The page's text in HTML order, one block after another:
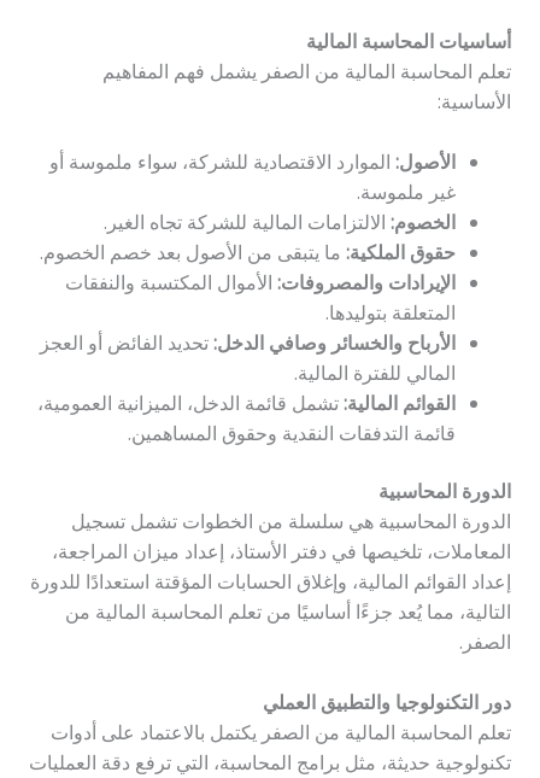
أساسيات المحاسبة المالية
تعلم المحاسبة المالية من الصفر يشمل فهم المفاهيم
الأساسية:
الأصول: الموارد الاقتصادية للشركة، سواء ملموسة أو
غير ملموسة.
الخصوم: الالتزامات المالية للشركة تجاه الغير.
حقوق الملكية: ما يتبقى من الأصول بعد خصم الخصوم.
الإيرادات والمصروفات: الأموال المكتسبة والنفقات
المتعلقة بتوليدها.
الأرباح والخسائر وصافي الدخل:تحديد الفائض أو العجز
المالي للفترة المالية.
القوائم المالية:تشمل قائمة الدخل، الميزانية العمومية،
قائمة التدفقات النقدية وحقوق المساهمين.
الدورة المحاسبية
الدورة المحاسبية هي سلسلة من الخطوات تشمل تسجيل
المعاملات، تلخيصها في دفتر الأستاذ، إعداد ميزان المراجعة،
إعداد القوائم المالية، وإغلاق الحسابات المؤقتة استعدادًا للدورة
التالية، مما يُعد جزءًا أساسيًا من تعلم المحاسبة المالية من
الصفر.
دور التكنولوجيا والتطبيق العملي
تعلم المحاسبة المالية من الصفر يكتمل بالاعتماد على أدوات
تكنولوجية حديثة، مثل برامج المحاسبة، التي ترفع دقة العمليات